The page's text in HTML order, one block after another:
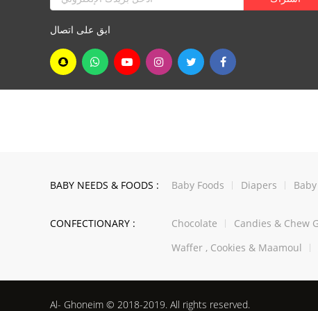
ابق على اتصال
BABY NEEDS & FOODS : Baby Foods Diapers
CONFECTIONARY : Chocolate Candies & Chew
Waffer , Cookies & Maamoul
Al- Ghoneim © 2018-2019. All rights reserved.